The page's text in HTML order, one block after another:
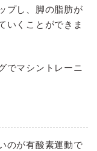
プし、脚の脂肪が
いくことができま
でマシントレーニ
のが有酸素運動で